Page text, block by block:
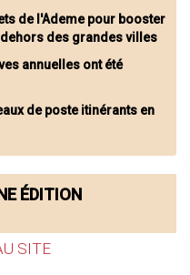
de l'Ademe pour booster
des grandes villes
annuelles ont été
de poste itinérants en
ÉDITION
SITE